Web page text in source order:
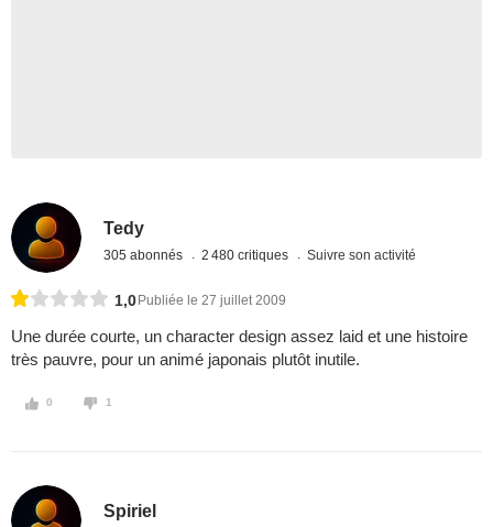
Tedy
305 abonnés 2 480 critiques Suivre son activité
1,0 Publiée le 27 juillet 2009
Une durée courte, un character design assez laid et une histoire
très pauvre, pour un animé japonais plutôt inutile.
0 1
Spiriel